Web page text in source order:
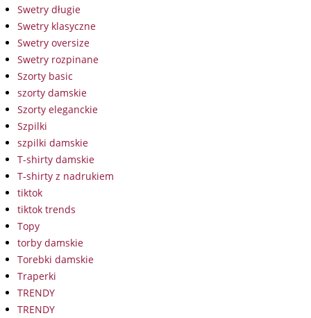
Swetry długie
Swetry klasyczne
Swetry oversize
Swetry rozpinane
Szorty basic
szorty damskie
Szorty eleganckie
Szpilki
szpilki damskie
T-shirty damskie
T-shirty z nadrukiem
tiktok
tiktok trends
Topy
torby damskie
Torebki damskie
Traperki
TRENDY
TRENDY